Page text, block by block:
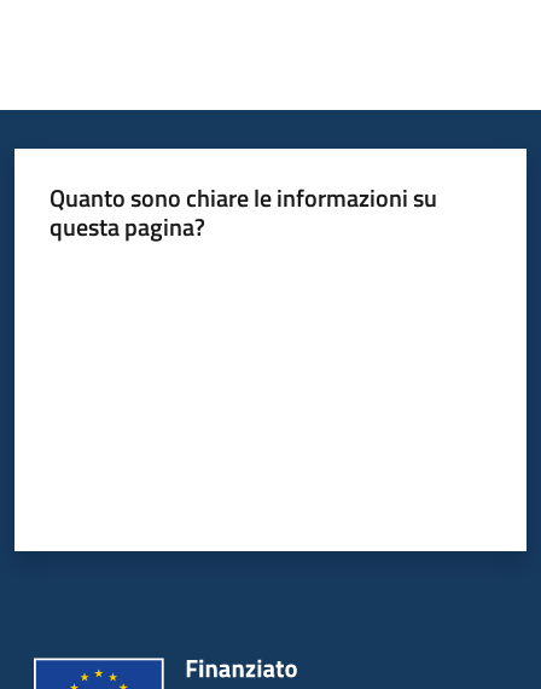
Quanto sono chiare le informazioni su
questa pagina?